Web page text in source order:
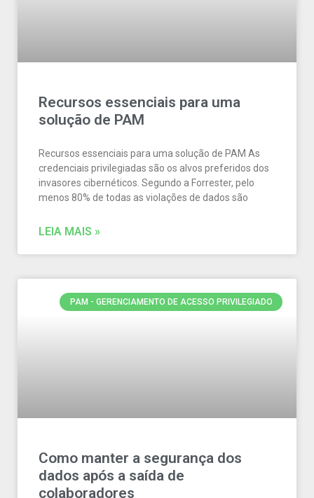
Recursos essenciais para uma
solução de PAM
Recursos essenciais para uma solução de PAM As
credenciais privilegiadas são os alvos preferidos dos
invasores cibernéticos. Segundo a Forrester, pelo
menos 80% de todas as violações de dados são
LEIA MAIS »
PAM - GERENCIAMENTO DE ACESSO PRIVILEGIADO
Como manter a segurança dos
dados após a saída de
colaboradores